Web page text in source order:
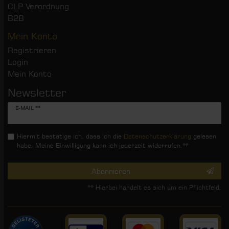
CLP Verordnung
B2B
Mein Konto
Registrieren
Login
Mein Konto
Newsletter
E-MAIL **
Newsletter
Hiermit bestätige ich, dass ich die Daten­schutz­erklärung gelesen
habe. Meine Einwilligung kann ich jederzeit widerrufen.**
Abonnieren
** Hierbei handelt es sich um ein Pflichtfeld.